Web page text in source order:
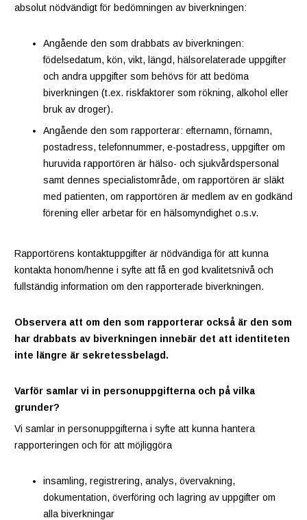
absolut nödvändigt för bedömningen av biverkningen:
Angående den som drabbats av biverkningen:
födelsedatum, kön, vikt, längd, hälsorelaterade uppgifter
och andra uppgifter som behövs för att bedöma
biverkningen (t.ex. riskfaktorer som rökning, alkohol eller
bruk av droger).
Angående den som rapporterar: efternamn, förnamn,
postadress, telefonnummer, e-postadress, uppgifter om
huruvida rapportören är hälso- och sjukvårdspersonal
samt dennes specialistområde, om rapportören är släkt
med patienten, om rapportören är medlem av en godkänd
förening eller arbetar för en hälsomyndighet o.s.v.
Rapportörens kontaktuppgifter är nödvändiga för att kunna
kontakta honom/henne i syfte att få en god kvalitetsnivå och
fullständig information om den rapporterade biverkningen.
Observera att om den som rapporterar också är den som
har drabbats av biverkningen innebär det att identiteten
inte längre är sekretessbelagd.
Varför samlar vi in personuppgifterna och på vilka
grunder?
Vi samlar in personuppgifterna i syfte att kunna hantera
rapporteringen och för att möjliggöra
insamling, registrering, analys, övervakning,
dokumentation, överföring och lagring av uppgifter om
alla biverkningar